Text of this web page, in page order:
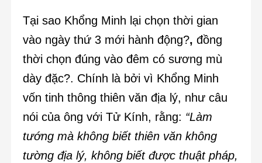
Tại sao Khổng Minh lại chọn thời gian
vào ngày thứ 3 mới hành động?, đồng
thời chọn đúng vào đêm có sương mù
dày đặc?. Chính là bởi vì Khổng Minh
vốn tinh thông thiên văn địa lý, như câu
nói của ông với Tử Kính, rằng: “Làm
tướng mà không biết thiên văn không
tường địa lý, không biết được thuật pháp,